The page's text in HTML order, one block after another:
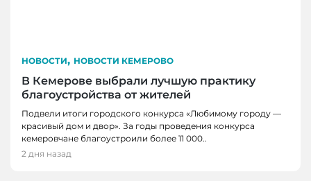
НОВОСТИ, НОВОСТИ КЕМЕРОВО
В Кемерове выбрали лучшую практику
благоустройства от жителей
Подвели итоги городского конкурса «Любимому городу —
красивый дом и двор». За годы проведения конкурса
кемеровчане благоустроили более 11 000..
2 дня назад
НОВОСТИ, НОВОСТИ КЕМЕРОВО, НОВОСТИ
НОВОКУЗНЕЦКА
29 кузбасских студентов получат по
миллиону рублей на реализацию своих
НОВОСТИ, НОВОСТИ КЕМЕРОВО